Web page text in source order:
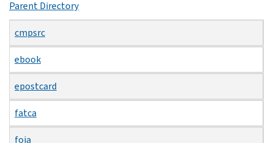
Parent Directory
cmpsrc
ebook
epostcard
fatca
foia